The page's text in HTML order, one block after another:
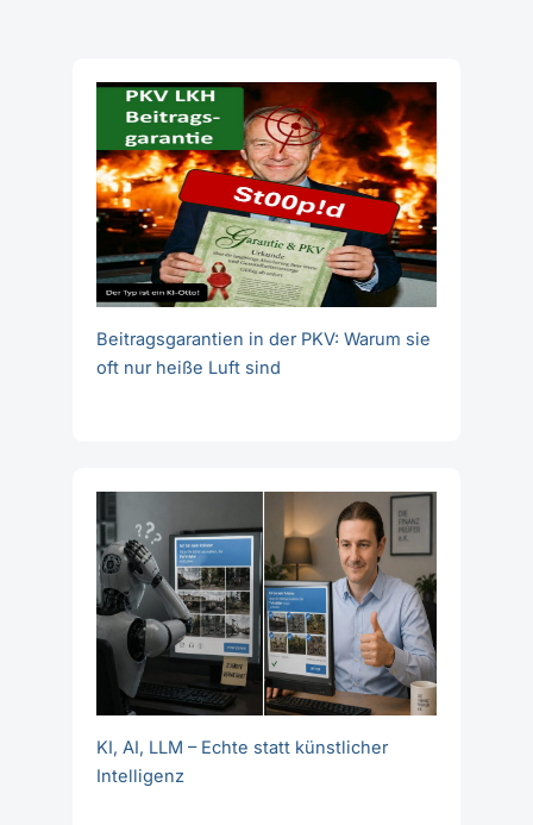
Beitragsgarantien in der PKV: Warum sie
oft nur heiße Luft sind
KI, AI, LLM – Echte statt künstlicher
Intelligenz